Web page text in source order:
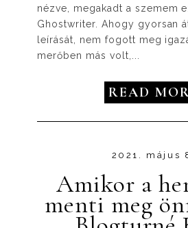
nézve, megakadt a szemem
Ghostwriter. Ahogy gyorsan
leírását, nem fogott meg
merőben más volt,...
READ
2021. május
Amikor a
menti meg